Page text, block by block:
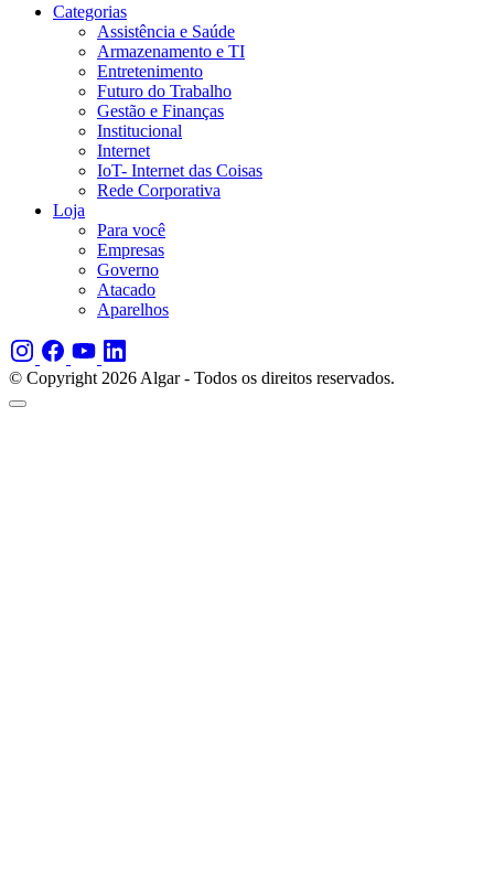
Categorias
Assistência e Saúde
Armazenamento e TI
Entretenimento
Futuro do Trabalho
Gestão e Finanças
Institucional
Internet
IoT- Internet das Coisas
Rede Corporativa
Loja
Para você
Empresas
Governo
Atacado
Aparelhos
© Copyright 2026 Algar - Todos os direitos reservados.